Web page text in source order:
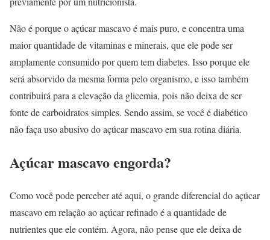
Não é porque o açúcar mascavo é mais puro, e concentra uma
maior quantidade de vitaminas e minerais, que ele pode ser
amplamente consumido por quem tem diabetes. Isso porque ele
será absorvido da mesma forma pelo organismo, e isso também
contribuirá para a elevação da glicemia, pois não deixa de ser
fonte de carboidratos simples. Sendo assim, se você é diabético
não faça uso abusivo do açúcar mascavo em sua rotina diária.
Açúcar mascavo engorda?
Como você pode perceber até aqui, o grande diferencial do açúcar
mascavo em relação ao açúcar refinado é a quantidade de
nutrientes que ele contém. Agora, não pense que ele deixa de